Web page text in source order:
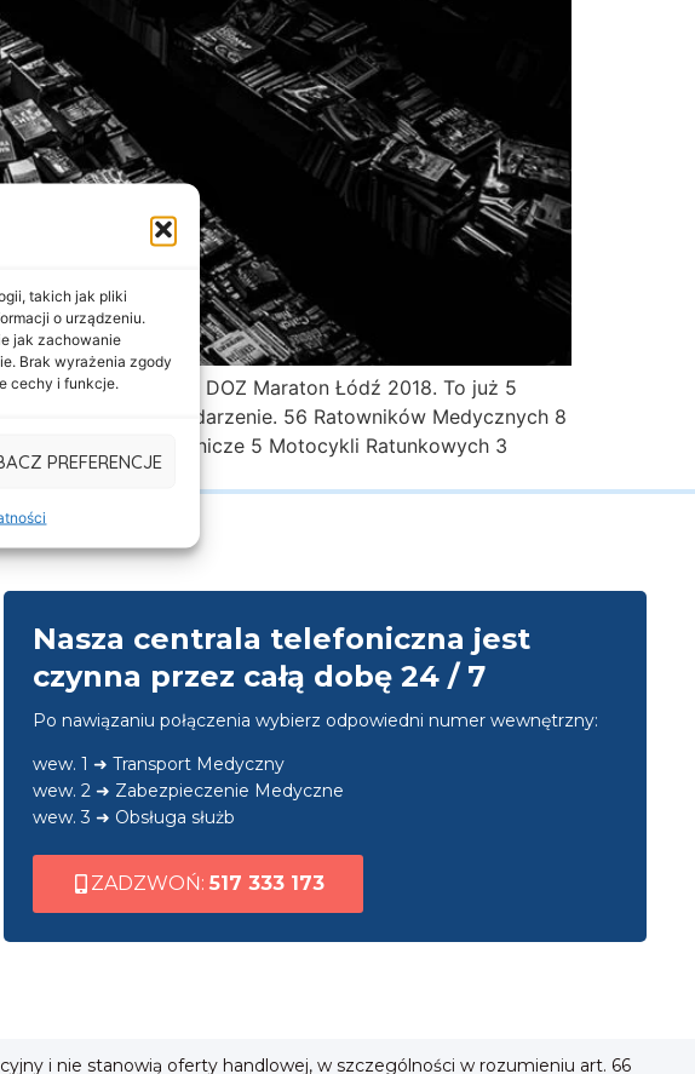
takich jak pliki
o urządzeniu.
jak zachowanie
Brak wyrażenia zgody
cechy i funkcje.
PREFERENCJE
medycznie DOZ Maraton Łódź 2018. To już 5
biegowe wydarzenie. 56 Ratowników Medycznych 8
2 Quady Ratownicze 5 Motocykli Ratunkowych 3
Nasza centrala telefoniczna jest
czynna przez całą dobę 24 / 7
Po nawiązaniu połączenia wybierz odpowiedni numer wewnętrzny:
wew. 1 ➜ Transport Medyczny
wew. 2 ➜ Zabezpieczenie Medyczne
wew. 3 ➜ Obsługa służb
ZADZWOŃ:517 333 173
i nie stanowią oferty handlowej, w szczególności w rozumieniu art. 66